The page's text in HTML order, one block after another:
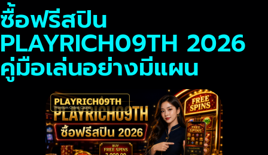
ซื้อฟรีสปิน
PLAYRICH09TH 2026
คู่มือเล่นอย่างมีแผน